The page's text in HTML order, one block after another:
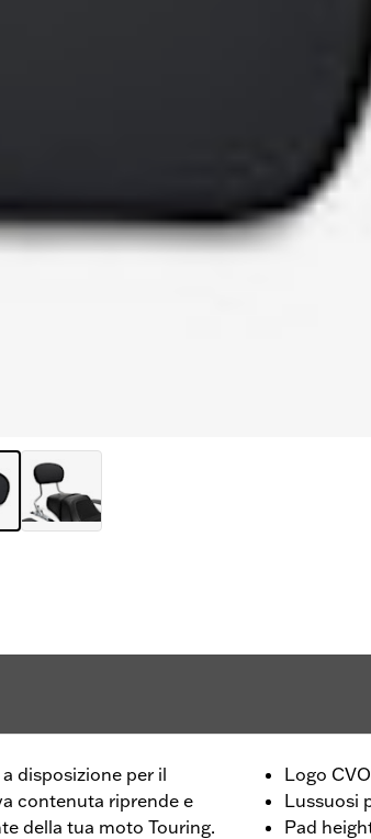
disposizione per il
contenuta riprende e
della tua moto Touring.
Logo
Lussuosi
Pad